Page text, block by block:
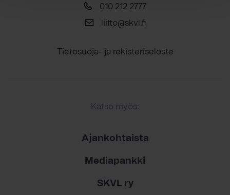
010 212 2777
liitto@skvl.fi
Tietosuoja- ja rekisteriseloste
Katso myös:
Ajankohtaista
Mediapankki
SKVL ry